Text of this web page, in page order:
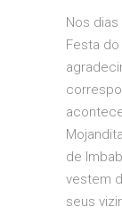
Nos dias
Festa
de
vestem
seus